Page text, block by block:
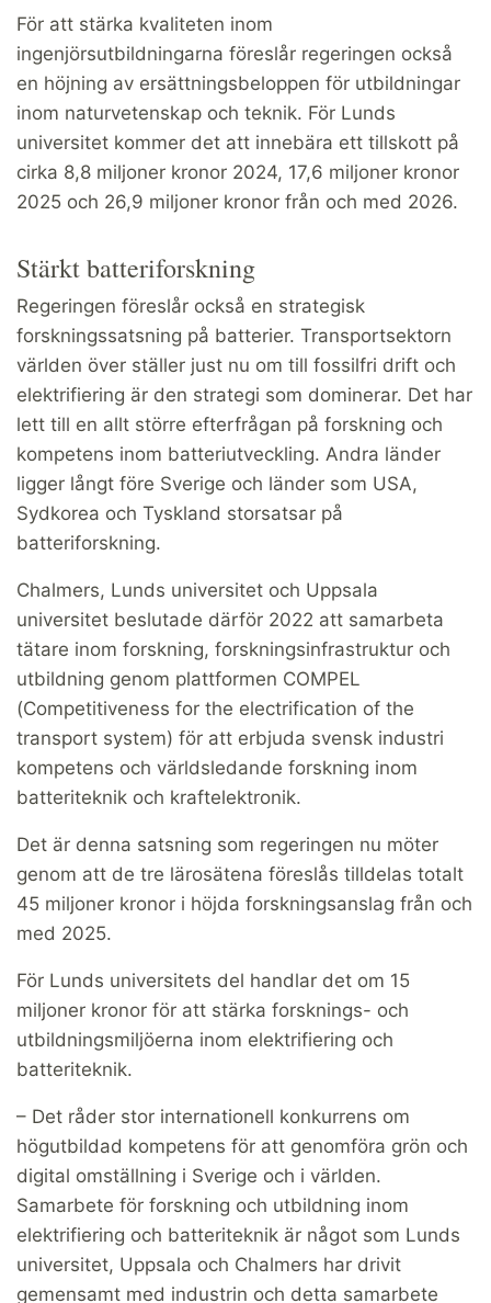
För att stärka kvaliteten inom
ingenjörsutbildningarna föreslår regeringen också
en höjning av ersättningsbeloppen för utbildningar
inom naturvetenskap och teknik. För Lunds
universitet kommer det att innebära ett tillskott på
cirka 8,8 miljoner kronor 2024, 17,6 miljoner kronor
2025 och 26,9 miljoner kronor från och med 2026.
Stärkt batteriforskning
Regeringen föreslår också en strategisk
forskningssatsning på batterier. Transportsektorn
världen över ställer just nu om till fossilfri drift och
elektrifiering är den strategi som dominerar. Det har
lett till en allt större efterfrågan på forskning och
kompetens inom batteriutveckling. Andra länder
ligger långt före Sverige och länder som USA,
Sydkorea och Tyskland storsatsar på
batteriforskning.
Chalmers, Lunds universitet och Uppsala
universitet beslutade därför 2022 att samarbeta
tätare inom forskning, forskningsinfrastruktur och
utbildning genom plattformen COMPEL
(Competitiveness for the electrification of the
transport system) för att erbjuda svensk industri
kompetens och världsledande forskning inom
batteriteknik och kraftelektronik.
Det är denna satsning som regeringen nu möter
genom att de tre lärosätena föreslås tilldelas totalt
45 miljoner kronor i höjda forskningsanslag från och
med 2025.
För Lunds universitets del handlar det om 15
miljoner kronor för att stärka forsknings- och
utbildningsmiljöerna inom elektrifiering och
batteriteknik.
– Det råder stor internationell konkurrens om
högutbildad kompetens för att genomföra grön och
digital omställning i Sverige och i världen.
Samarbete för forskning och utbildning inom
elektrifiering och batteriteknik är något som Lunds
universitet, Uppsala och Chalmers har drivit
gemensamt med industrin och detta samarbete